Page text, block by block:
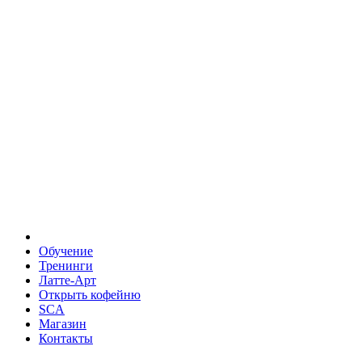
Обучение
Тренинги
Латте-Арт
Открыть кофейню
SCA
Магазин
Контакты